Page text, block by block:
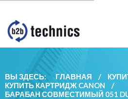
ВЫ ЗДЕСЬ: ГЛАВНАЯ /
КУПИТЬ КАРТРИДЖ CANON
/
БАРАБАН СОВМЕСТИМЫЙ 051